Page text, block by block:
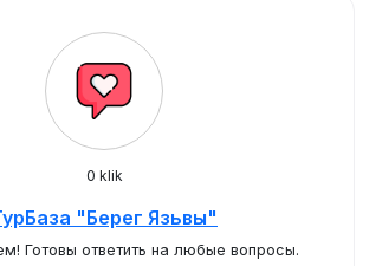
0 klik
"Берег Язьвы"
Готовы ответить на любые вопросы.